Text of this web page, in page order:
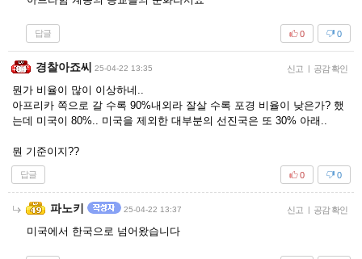
답글 0
0
경찰아죠씨 25-04-22 13:35 신고 | 공감 확인
뭔가 비율이 많이 이상하네..
아프리카 쪽으로 갈 수록 90%내외라 잘살 수록 포경 비율이 낮은가? 했
는데 미국이 80%.. 미국을 제외한 대부분의 선진국은 또 30% 아래..
뭔 기준이지??
답글 0
0
파노키 25-04-22 13:37 신고 | 공감 확인
미국에서 한국으로 넘어왔습니다